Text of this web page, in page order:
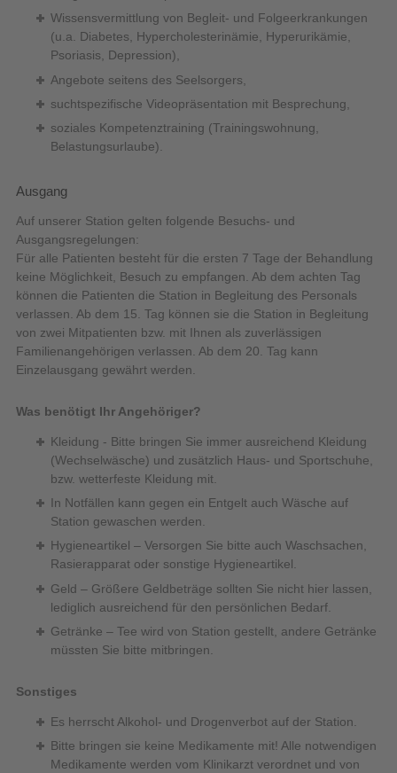
Wissensvermittlung von Begleit- und Folgeerkrankungen
(u.a. Diabetes, Hypercholesterinämie, Hyperurikämie,
Psoriasis, Depression),
Angebote seitens des Seelsorgers,
suchtspezifische Videopräsentation mit Besprechung,
soziales Kompetenztraining (Trainingswohnung,
Belastungsurlaube).
Ausgang
Auf unserer Station gelten folgende Besuchs- und
Ausgangsregelungen:
Für alle Patienten besteht für die ersten 7 Tage der Behandlung
keine Möglichkeit, Besuch zu empfangen. Ab dem achten Tag
können die Patienten die Station in Begleitung des Personals
verlassen. Ab dem 15. Tag können sie die Station in Begleitung
von zwei Mitpatienten bzw. mit Ihnen als zuverlässigen
Familienangehörigen verlassen. Ab dem 20. Tag kann
Einzelausgang gewährt werden.
Was benötigt Ihr Angehöriger?
Kleidung - Bitte bringen Sie immer ausreichend Kleidung
(Wechselwäsche) und zusätzlich Haus- und Sportschuhe,
bzw. wetterfeste Kleidung mit.
In Notfällen kann gegen ein Entgelt auch Wäsche auf
Station gewaschen werden.
Hygieneartikel – Versorgen Sie bitte auch Waschsachen,
Rasierapparat oder sonstige Hygieneartikel.
Geld – Größere Geldbeträge sollten Sie nicht hier lassen,
lediglich ausreichend für den persönlichen Bedarf.
Getränke – Tee wird von Station gestellt, andere Getränke
müssten Sie bitte mitbringen.
Sonstiges
Es herrscht Alkohol- und Drogenverbot auf der Station.
Bitte bringen sie keine Medikamente mit! Alle notwendigen
Medikamente werden vom Klinikarzt verordnet und von